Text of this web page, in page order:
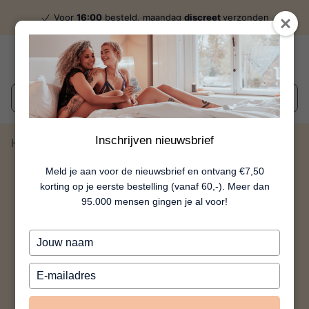
Inschrijven nieuwsbrief
Meld je aan voor de nieuwsbrief en ontvang €7,50
korting op je eerste bestelling (vanaf 60,-). Meer dan
95.000 mensen gingen je al voor!
Typ
je
naam
Typ
je
e-
Voor 16:00 besteld, maandag discreetverzonden
Wat zoek je?
Home Donna - Zwart - S/M